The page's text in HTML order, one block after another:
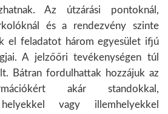
Az útzárási pontoknál,
és a rendezvény szinte
el feladatot három egyesület ifjú
A jelzőőri tevékenységen túl
Bátran fordulhattak hozzájuk az
akár standokkal,
vagy illemhelyekkel